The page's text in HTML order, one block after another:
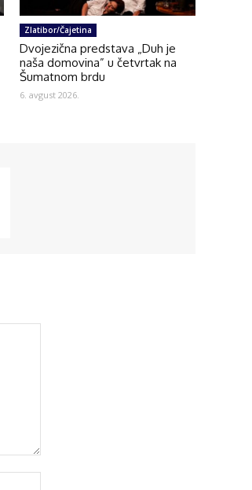
Zlatibor/Čajetina
Dvojezična predstava „Duh je
naša domovina” u četvrtak na
Šumatnom brdu
6. avgust 2026.